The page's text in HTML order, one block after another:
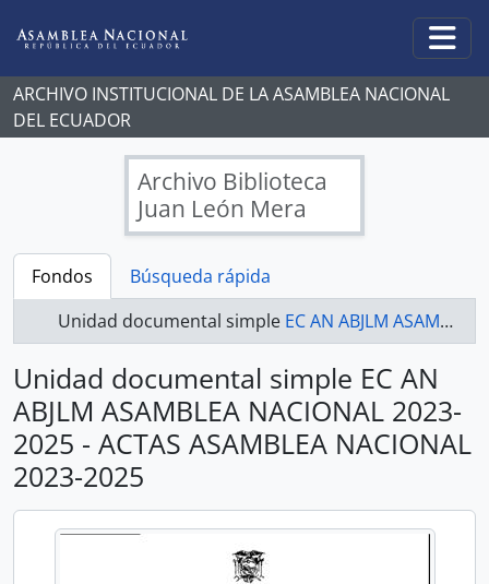
ARCHIVO INSTITUCIONAL DE LA ASAMBLEA NACIONAL
DEL ECUADOR
Archivo Biblioteca
Juan León Mera
Fondos
Búsqueda rápida
Unidad documental simple EC AN ABJLM ASAMBLEA NACIONAL 2023-2025 - ACTAS ASAMBLEA NACIONAL 2023-2025
Unidad documental simple EC AN
ABJLM ASAMBLEA NACIONAL 2023-
2025 - ACTAS ASAMBLEA NACIONAL
2023-2025